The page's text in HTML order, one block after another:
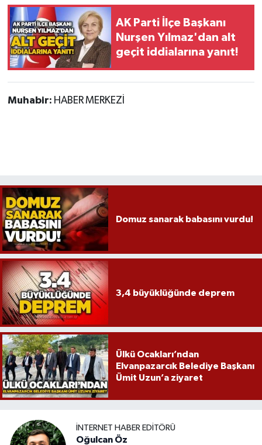
AK Parti İlçe Başkanı
Nurşen Yılmaz'dan alt
geçit iddialarına yanıt!
Muhabir: HABER MERKEZİ
Domuz sanarak babasını vurdu!
3,4 büyüklüğünde deprem
Ülkü Ocakları’ndan
Elvanpazarcık Belediye Başkanı
Ümit Uzun’a ziyaret
İNTERNET HABER EDITÖRÜ
Oğulcan Öz
MAGAZİN
Politika
Resmi İlan
Röportaj
Spor
Ulusal
Yaşam